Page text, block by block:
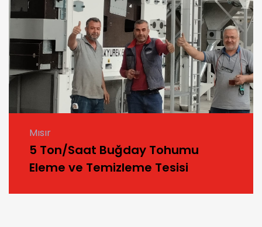
Mısır
5 Ton/Saat Buğday Tohumu
Eleme ve Temizleme Tesisi